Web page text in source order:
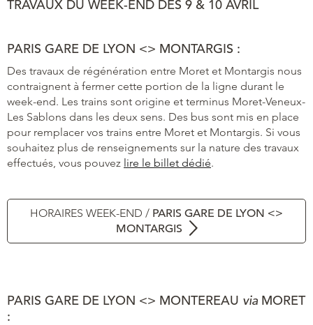
TRAVAUX DU WEEK-END DES 9 & 10 AVRIL
PARIS GARE DE LYON <> MONTARGIS :
Des travaux de régénération entre Moret et Montargis nous
contraignent à fermer cette portion de la ligne durant le
week-end. Les trains sont origine et terminus Moret-Veneux-
Les Sablons dans les deux sens. Des bus sont mis en place
pour remplacer vos trains entre Moret et Montargis. Si vous
souhaitez plus de renseignements sur la nature des travaux
effectués, vous pouvez lire le billet dédié.
HORAIRES WEEK-END / PARIS GARE DE LYON <>
MONTARGIS
PARIS GARE DE LYON <> MONTEREAU via MORET
: